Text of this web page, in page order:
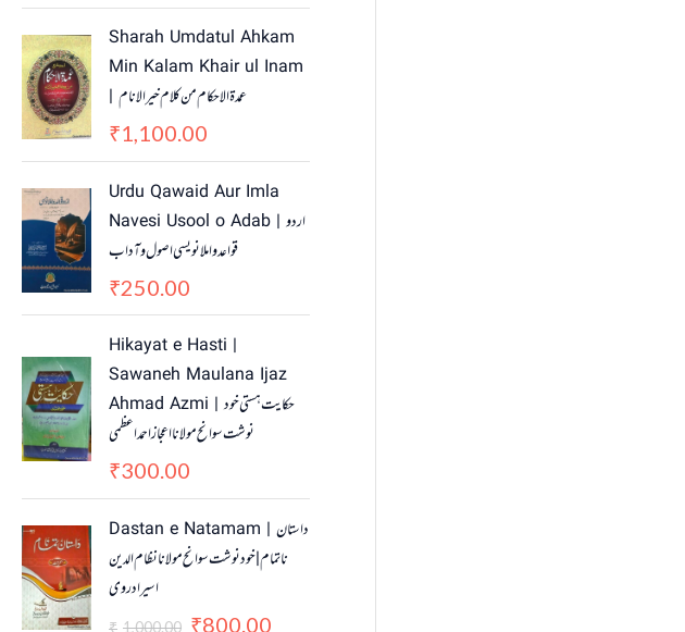
Sharah Umdatul Ahkam
Min Kalam Khair ul Inam
| عمدۃ الاحکام من کلام خیر الانام
₹1,100.00
Urdu Qawaid Aur Imla
Navesi Usool o Adab | اردو
قواعد و املا نویسی اصول و آداب
₹250.00
Hikayat e Hasti |
Sawaneh Maulana Ijaz
Ahmad Azmi | حکایت ہستی خود
نوشت سوانح مولانا اعجاز احمد اعظمی
₹300.00
Dastan e Natamam | داستان
ناتمام | خود نوشت سوانح مولانا نظام الدین
اسیرادروی
₹ 1,000.00
r
i
i₹800.00
u
r